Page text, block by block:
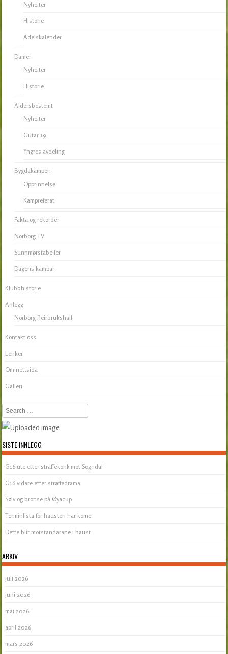
Nyheiter
Historie
Adelskalender
Damer
Nyheiter
Historie
Aldersbestemt
Nyheiter
Gutar 19
Yngres avdeling
Bygdakampen
Opprinnelse
Kampreferat
Fakta og rekorder
Norborg TV
Sunnmørstabeller
Dagens kampar
Klubbhistorie
Anlegg
Norborg fleirbrukshall
Kontakt oss
Lenker
Om nettsida
Galleri
Search
SISTE INNLEGG
G16 ute etter straffekonk mot Sogndal
G16 vidare etter straffedrama
Sølv og bronse på Øyacup
Terminlista for hausten har kome
Dette blir motstandarane i haust
ARKIV
juli 2026
juni 2026
mai 2026
april 2026
mars 2026